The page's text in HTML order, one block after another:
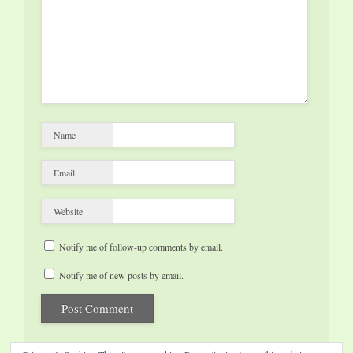
Name
Email
Website
Notify me of follow-up comments by email.
Notify me of new posts by email.